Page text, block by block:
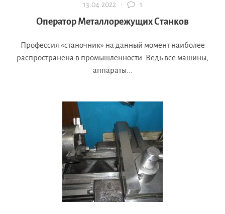
13.04.2022 · 1
Оператор Металлорежущих Станков
Профессия «станочник» на данный момент наиболее
распространена в промышленности. Ведь все машины,
аппараты...